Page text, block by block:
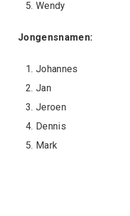
Wendy
Jongensnamen:
Johannes
Jan
Jeroen
Dennis
Mark